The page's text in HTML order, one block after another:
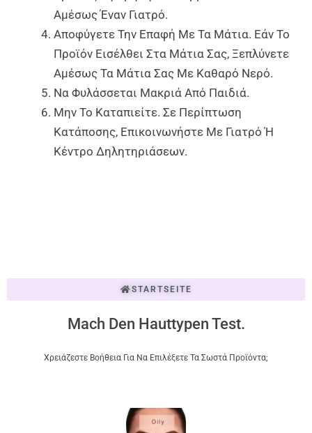
Αμέσως Έναν Γιατρό.
Αποφύγετε Την Επαφή Με Τα Μάτια. Εάν Το
Προϊόν Εισέλθει Στα Μάτια Σας, Ξεπλύνετε
Αμέσως Τα Μάτια Σας Με Καθαρό Νερό.
Να Φυλάσσεται Μακριά Από Παιδιά.
Μην Το Καταπιείτε. Σε Περίπτωση
Κατάποσης, Επικοινωνήστε Με Γιατρό Ή
Κέντρο Δηλητηριάσεων.
STARTSEITE
Mach Den Hauttypen Test.
Χρειάζεστε Βοήθεια Για Να Επιλέξετε Τα Σωστά Προϊόντα;